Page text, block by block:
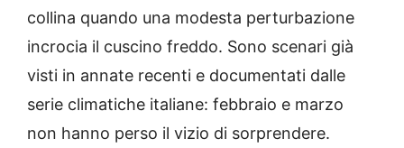
collina quando una modesta perturbazione
incrocia il cuscino freddo. Sono scenari già
visti in annate recenti e documentati dalle
serie climatiche italiane: febbraio e marzo
non hanno perso il vizio di sorprendere.